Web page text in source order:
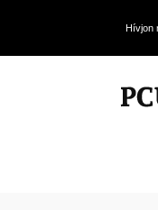
Hívjon